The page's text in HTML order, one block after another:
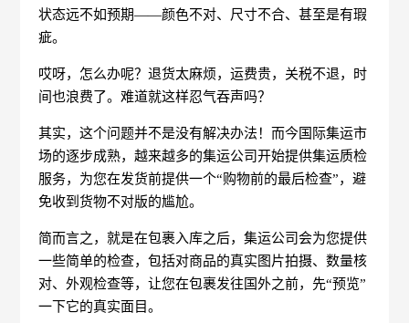
状态远不如预期——颜色不对、尺寸不合、甚至是有瑕
疵。
哎呀，怎么办呢？退货太麻烦，运费贵，关税不退，时
间也浪费了。难道就这样忍气吞声吗？
其实，这个问题并不是没有解决办法！而今国际集运市
场的逐步成熟，越来越多的集运公司开始提供集运质检
服务，为您在发货前提供一个“购物前的最后检查”，避
免收到货物不对版的尴尬。
简而言之，就是在包裹入库之后，集运公司会为您提供
一些简单的检查，包括对商品的真实图片拍摄、数量核
对、外观检查等，让您在包裹发往国外之前，先“预览”
一下它的真实面目。